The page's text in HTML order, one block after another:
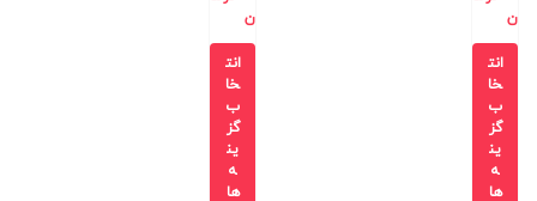
ن
انت
خا
ب
گز
ین
ه
ها
ن
انت
خا
ب
گز
ین
ه
ها